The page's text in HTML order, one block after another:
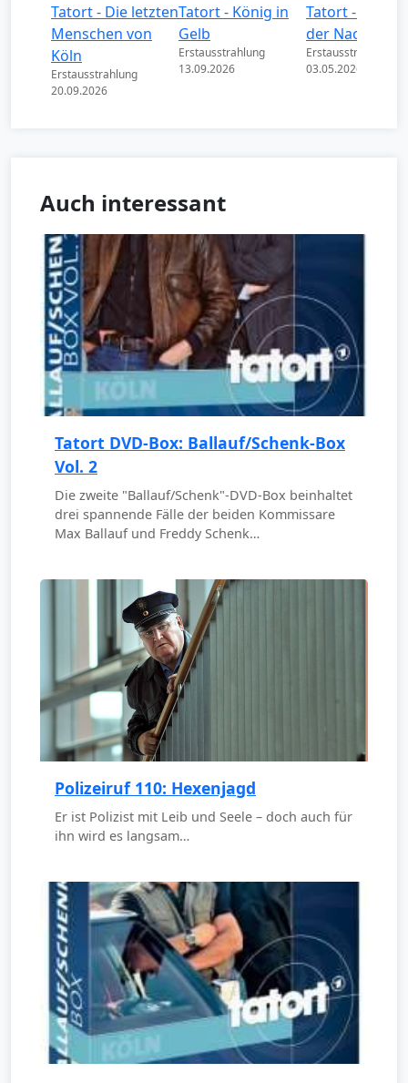
Tatort - Die letzten
Menschen von
Köln
Erstausstrahlung
20.09.2026
Tatort - König in
Gelb
Erstausstrahlung
13.09.2026
Tatort - Könige
der Nacht
Erstausstrahlung
03.05.2026
Auch interessant
Tatort DVD-Box: Ballauf/Schenk-Box
Vol. 2
Die zweite "Ballauf/Schenk"-DVD-Box beinhaltet
drei spannende Fälle der beiden Kommissare
Max Ballauf und Freddy Schenk…
Polizeiruf 110: Hexenjagd
Er ist Polizist mit Leib und Seele – doch auch für
ihn wird es langsam…